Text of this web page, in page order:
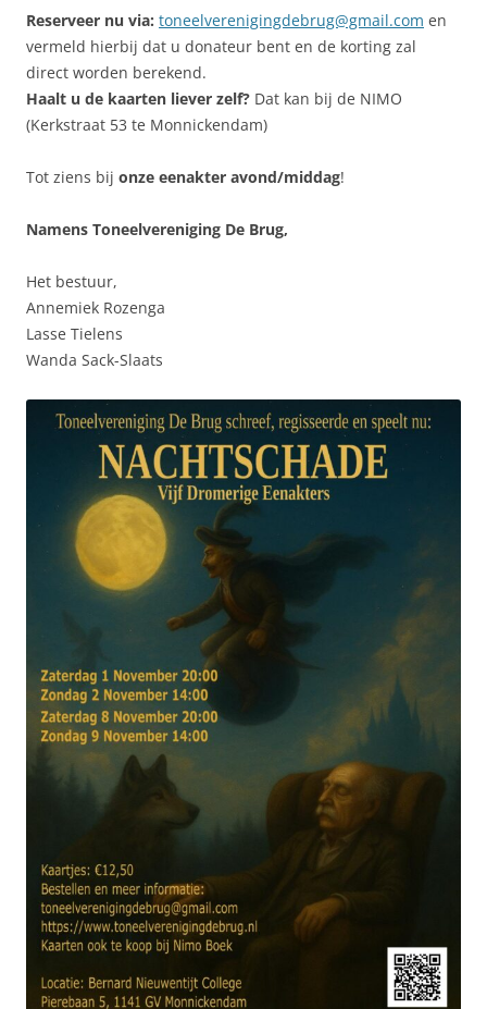
Reserveer nu via: toneelverenigingdebrug@gmail.com en
vermeld hierbij dat u donateur bent en de korting zal
direct worden berekend.
Haalt u de kaarten liever zelf? Dat kan bij de NIMO
(Kerkstraat 53 te Monnickendam)
Tot ziens bij onze eenakter avond/middag!
Namens Toneelvereniging De Brug,
Het bestuur,
Annemiek Rozenga
Lasse Tielens
Wanda Sack-Slaats